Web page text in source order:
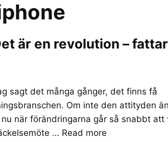
är en revolution –
sagt det många gånger, det finns få
Om inte den attityden
när förändringarna går så snabbt att
… Read more